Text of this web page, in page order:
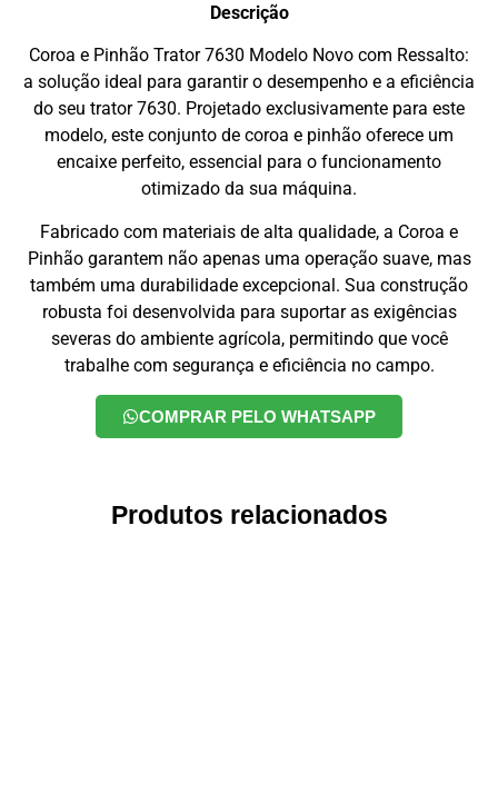
Descrição
Coroa e Pinhão Trator 7630 Modelo Novo com Ressalto:
a solução ideal para garantir o desempenho e a eficiência
do seu trator 7630. Projetado exclusivamente para este
modelo, este conjunto de coroa e pinhão oferece um
encaixe perfeito, essencial para o funcionamento
otimizado da sua máquina.
Fabricado com materiais de alta qualidade, a Coroa e
Pinhão garantem não apenas uma operação suave, mas
também uma durabilidade excepcional. Sua construção
robusta foi desenvolvida para suportar as exigências
severas do ambiente agrícola, permitindo que você
trabalhe com segurança e eficiência no campo.
COMPRAR PELO WHATSAPP
Produtos relacionados